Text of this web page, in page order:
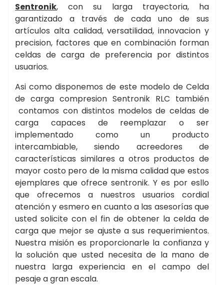
Sentronik, con su larga trayectoria, ha
garantizado a través de cada uno de sus
artículos alta calidad, versatilidad, innovacion y
precision, factores que en combinación forman
celdas de carga de preferencia por distintos
usuarios.
Asi como disponemos de este modelo de Celda
de carga compresion Sentronik RLC también
contamos con distintos modelos de celdas de
carga capaces de reemplazar o ser
implementado como un producto
intercambiable, siendo acreedores de
características similares a otros productos de
mayor costo pero de la misma calidad que estos
ejemplares que ofrece sentronik. Y es por esllo
que ofrecemos a nuestros usuarios cordial
atención y esmero en cuanto a las asesorías que
usted solicite con el fin de obtener la celda de
carga que mejor se ajuste a sus requerimientos.
Nuestra misión es proporcionarle la confianza y
la solución que usted necesita de la mano de
nuestra larga experiencia en el campo del
pesaje a gran escala.